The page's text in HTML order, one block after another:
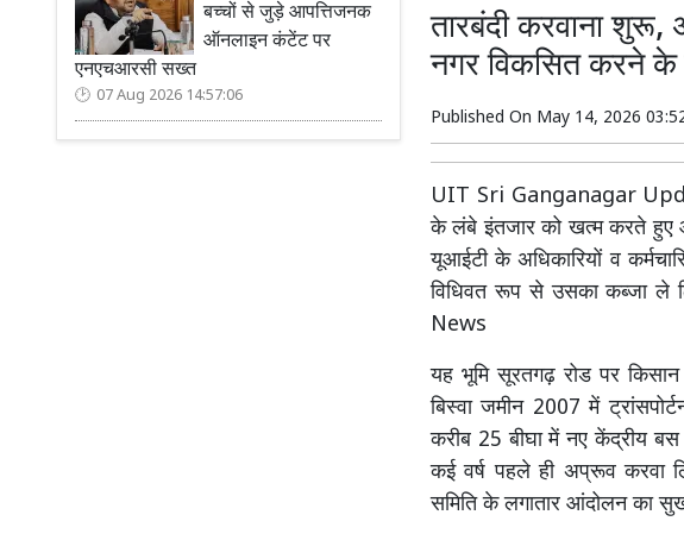
बच्चों से जुड़े आपत्तिजनक
ऑनलाइन कंटेंट पर
एनएचआरसी सख्त
07 Aug 2026 14:57:06
तारबंदी करवाना शुरू,
नगर विकसित करने के
Published On May 14, 2026
UIT Sri Ganganagar
के लंबे इंतजार को खत्म करते हुए
यूआईटी के अधिकारियों व
विधिवत रूप से उसका कब्जा ले
News
यह भूमि सूरतगढ़ रोड पर
बिस्वा जमीन 2007 में
करीब 25 बीघा में नए केंद्रीय
कई वर्ष पहले ही अप्रूव करवा
समिति के लगातार आंदोलन का